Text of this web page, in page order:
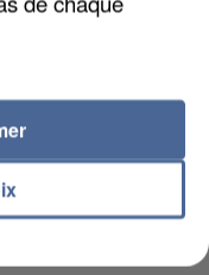
DÉROBÉES À